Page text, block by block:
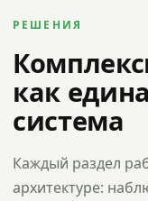
РЕШЕНИЯ
как
система
Каждый раздел
архитектуре: